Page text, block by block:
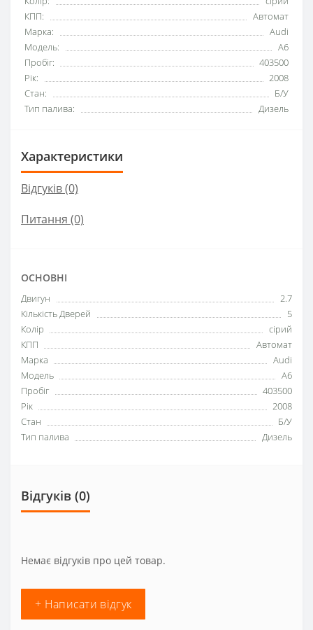
КПП:
Автомат
Марка:
Audi
Модель:
A6
Пробіг:
403500
Рік:
2008
Стан:
Б/У
Тип палива:
Дизель
Характеристики
Відгуків (0)
Питання (0)
ОСНОВНІ
Двигун
2.7
Кількість Дверей
5
Колір
сірий
КПП
Автомат
Марка
Audi
Модель
A6
Пробіг
403500
Рік
2008
Стан
Б/У
Тип палива
Дизель
Відгуків (0)
Немає відгуків про цей товар.
+ Написати відгук